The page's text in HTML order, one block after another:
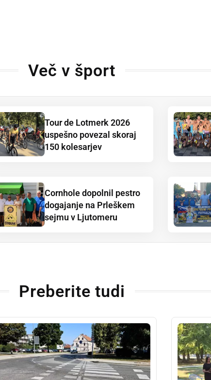
Več v šport
Tour de Lotmerk 2026
uspešno povezal skoraj
150 kolesarjev
Cornhole dopolnil pestro
dogajanje na Prleškem
sejmu v Ljutomeru
Preberite tudi